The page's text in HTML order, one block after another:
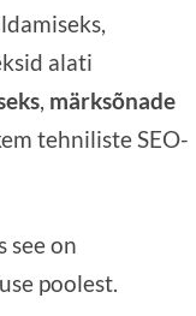
alati
märksõnade
tehniliste SEO-
see on
poolest.